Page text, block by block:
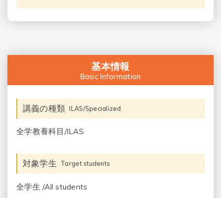
基本情報
Basic Information
講義の種類 ILAS/Specialized
全学教養科目/ILAS
対象学生 Target students
全学生 /All students